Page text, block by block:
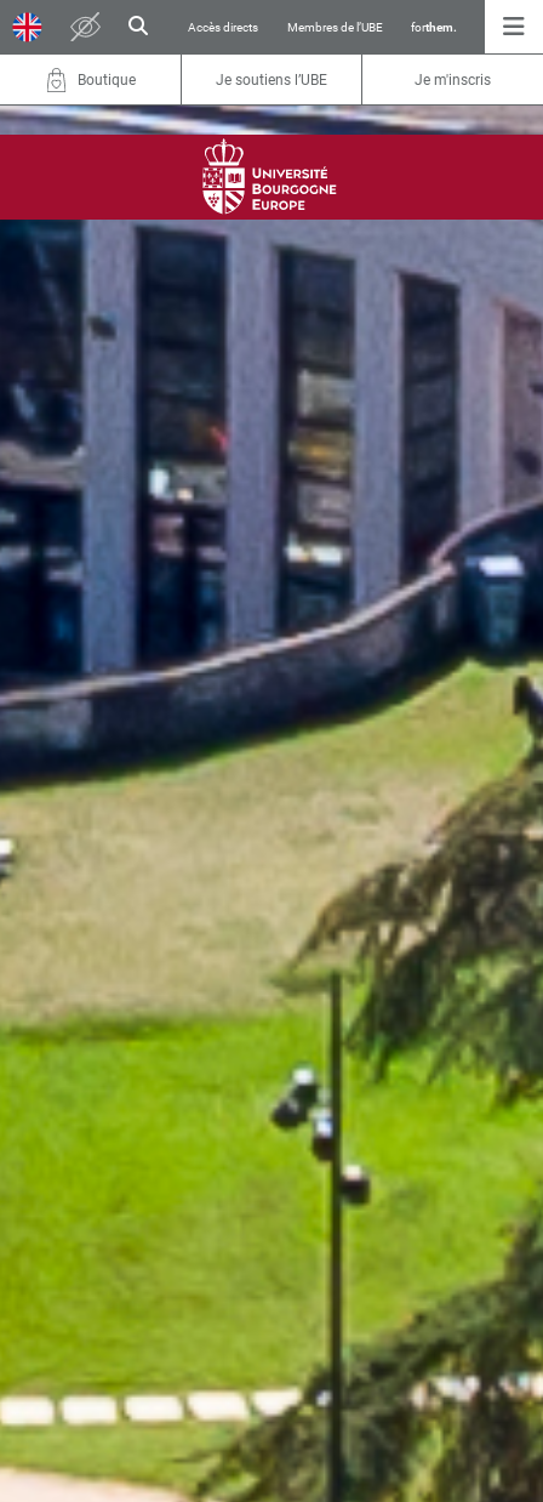
Accès directs Membres de l’UBE forthem.
Boutique Je soutiens l’UBE Je m'inscris